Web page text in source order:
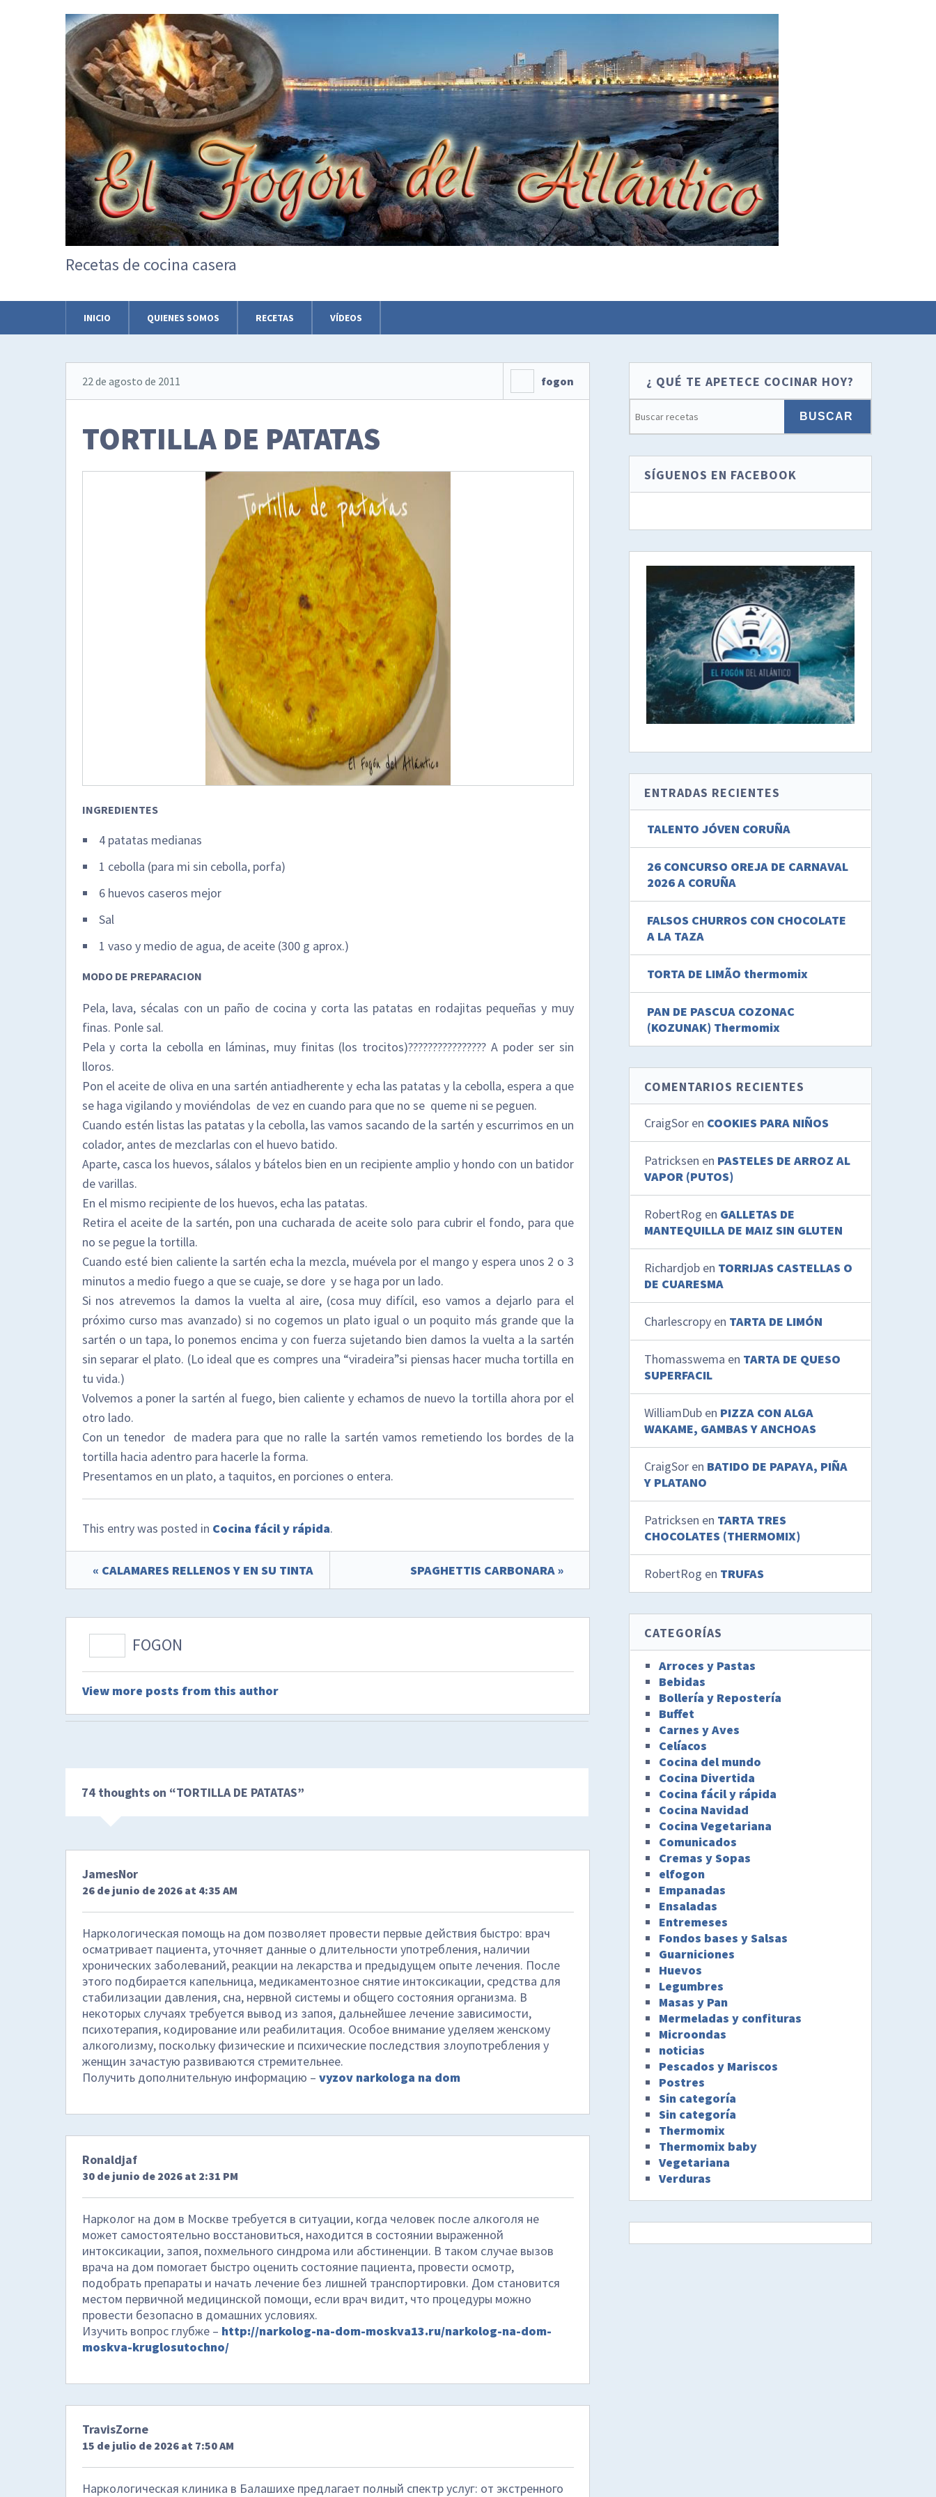
Recetas de cocina casera
INICIO QUIENES SOMOS RECETAS VÍDEOS
22 de agosto de 2011 fogon
TORTILLA DE PATATAS
INGREDIENTES
4 patatas medianas
1 cebolla (para mi sin cebolla, porfa)
6 huevos caseros mejor
Sal
1 vaso y medio de agua, de aceite (300 g aprox.)
MODO DE PREPARACION
Pela, lava, sécalas con un paño de cocina y corta las patatas en rodajitas pequeñas y muy
finas. Ponle sal.
Pela y corta la cebolla en láminas, muy finitas (los trocitos)???????????????? A poder ser sin
lloros.
Pon el aceite de oliva en una sartén antiadherente y echa las patatas y la cebolla, espera a que
se haga vigilando y moviéndolas de vez en cuando para que no se queme ni se peguen.
Cuando estén listas las patatas y la cebolla, las vamos sacando de la sartén y escurrimos en un
colador, antes de mezclarlas con el huevo batido.
Aparte, casca los huevos, sálalos y bátelos bien en un recipiente amplio y hondo con un batidor
de varillas.
En el mismo recipiente de los huevos, echa las patatas.
Retira el aceite de la sartén, pon una cucharada de aceite solo para cubrir el fondo, para que
no se pegue la tortilla.
Cuando esté bien caliente la sartén echa la mezcla, muévela por el mango y espera unos 2 o 3
minutos a medio fuego a que se cuaje, se dore y se haga por un lado.
Si nos atrevemos la damos la vuelta al aire, (cosa muy difícil, eso vamos a dejarlo para el
próximo curso mas avanzado) si no cogemos un plato igual o un poquito más grande que la
sartén o un tapa, lo ponemos encima y con fuerza sujetando bien damos la vuelta a la sartén
sin separar el plato. (Lo ideal que es compres una “viradeira”si piensas hacer mucha tortilla en
tu vida.)
Volvemos a poner la sartén al fuego, bien caliente y echamos de nuevo la tortilla ahora por el
otro lado.
Con un tenedor de madera para que no ralle la sartén vamos remetiendo los bordes de la
tortilla hacia adentro para hacerle la forma.
Presentamos en un plato, a taquitos, en porciones o entera.
This entry was posted in Cocina fácil y rápida.
« CALAMARES RELLENOS Y EN SU TINTA SPAGHETTIS CARBONARA »
FOGON
View more posts from this author
74 thoughts on “TORTILLA DE PATATAS”
JamesNor
26 de junio de 2026 at 4:35 AM
Наркологическая помощь на дом позволяет провести первые действия быстро: врач
осматривает пациента, уточняет данные о длительности употребления, наличии
хронических заболеваний, реакции на лекарства и предыдущем опыте лечения. После
этого подбирается капельница, медикаментозное снятие интоксикации, средства для
стабилизации давления, сна, нервной системы и общего состояния организма. В
некоторых случаях требуется вывод из запоя, дальнейшее лечение зависимости,
психотерапия, кодирование или реабилитация. Особое внимание уделяем женскому
алкоголизму, поскольку физические и психические последствия злоупотребления у
женщин зачастую развиваются стремительнее.
Получить дополнительную информацию – vyzov narkologa na dom
Ronaldjaf
30 de junio de 2026 at 2:31 PM
Нарколог на дом в Москве требуется в ситуации, когда человек после алкоголя не
может самостоятельно восстановиться, находится в состоянии выраженной
интоксикации, запоя, похмельного синдрома или абстиненции. В таком случае вызов
врача на дом помогает быстро оценить состояние пациента, провести осмотр,
подобрать препараты и начать лечение без лишней транспортировки. Дом становится
местом первичной медицинской помощи, если врач видит, что процедуры можно
провести безопасно в домашних условиях.
Изучить вопрос глубже – http://narkolog-na-dom-moskva13.ru/narkolog-na-dom-
moskva-kruglosutochno/
TravisZorne
15 de julio de 2026 at 7:50 AM
Наркологическая клиника в Балашихе предлагает полный спектр услуг: от экстренного
¿ QUÉ TE APETECE COCINAR HOY?
SÍGUENOS EN FACEBOOK
ENTRADAS RECIENTES
TALENTO JÓVEN CORUÑA
26 CONCURSO OREJA DE CARNAVAL
2026 A CORUÑA
FALSOS CHURROS CON CHOCOLATE
A LA TAZA
TORTA DE LIMÃO thermomix
PAN DE PASCUA COZONAC
(KOZUNAK) Thermomix
COMENTARIOS RECIENTES
CraigSor en COOKIES PARA NIÑOS
Patricksen en PASTELES DE ARROZ AL
VAPOR (PUTOS)
RobertRog en GALLETAS DE
MANTEQUILLA DE MAIZ SIN GLUTEN
Richardjob en TORRIJAS CASTELLAS O
DE CUARESMA
Charlescropy en TARTA DE LIMÓN
Thomasswema en TARTA DE QUESO
SUPERFACIL
WilliamDub en PIZZA CON ALGA
WAKAME, GAMBAS Y ANCHOAS
CraigSor en BATIDO DE PAPAYA, PIÑA
Y PLATANO
Patricksen en TARTA TRES
CHOCOLATES (THERMOMIX)
RobertRog en TRUFAS
CATEGORÍAS
Arroces y Pastas
Bebidas
Bollería y Repostería
Buffet
Carnes y Aves
Celíacos
Cocina del mundo
Cocina Divertida
Cocina fácil y rápida
Cocina Navidad
Cocina Vegetariana
Comunicados
Cremas y Sopas
elfogon
Empanadas
Ensaladas
Entremeses
Fondos bases y Salsas
Guarniciones
Huevos
Legumbres
Masas y Pan
Mermeladas y confituras
Microondas
noticias
Pescados y Mariscos
Postres
Sin categoría
Sin categoría
Thermomix
Thermomix baby
Vegetariana
Verduras